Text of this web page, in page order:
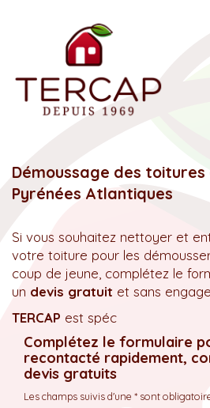
Démoussage des toitures
Pyrénées Atlantiques
Si vous souhaitez nettoyer et
votre toiture pour les
coup de jeune, complétez le
un devis gratuit et sans
TERCAP est spéc
Complétez le formulaire
recontacté rapidement,
devis gratuits
Les champs suivis d'une * sont